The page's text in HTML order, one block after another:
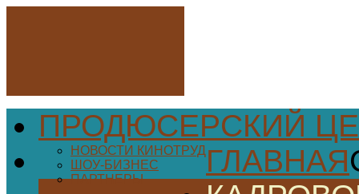
ПРОДЮСЕРСКИЙ
ГЛАВНАЯ
НОВОСТИ КИНОТРУД
ШОУ-БИЗНЕС
ПАРТНЕРЫ